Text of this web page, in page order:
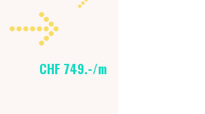
CHF 749.-/m